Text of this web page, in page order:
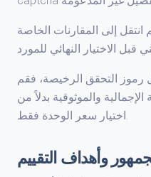
إلى المقارنات الخاصة
رموز التحقق الرخيصة، فقم
والموثوقية بدلاً من
وأهداف التقييم